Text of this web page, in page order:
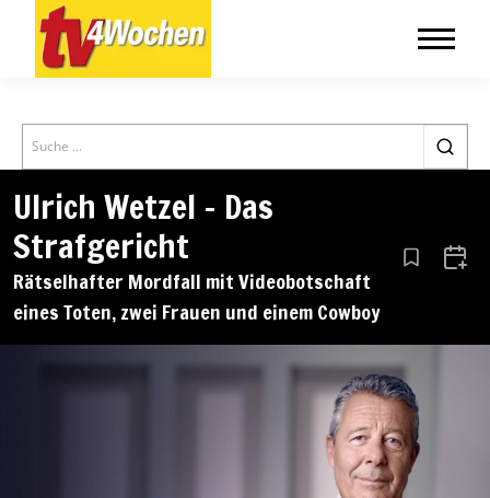
Search
Ulrich Wetzel – Das
Strafgericht
Rätselhafter Mordfall mit Videobotschaft
eines Toten, zwei Frauen und einem Cowboy
Aus den